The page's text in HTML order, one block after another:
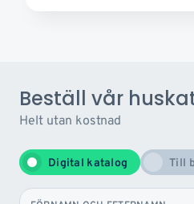
Beställ vår
Helt utan kostnad
Digital katalog Till